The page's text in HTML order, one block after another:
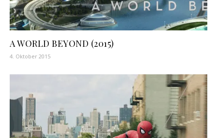
A WORLD BEYOND (2015)
4. Oktober 2015